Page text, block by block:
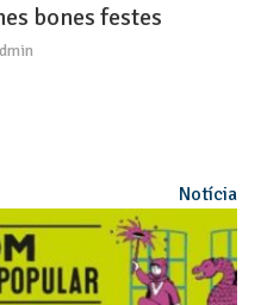
bones festes
Notícia